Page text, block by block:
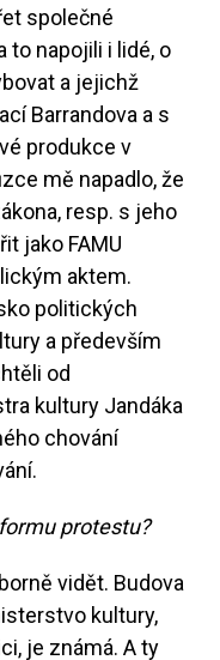
společné
to napojili i lidé, o
a jejichž
Barrandova a s
produkce v
mě napadlo, že
resp. s jeho
jako FAMU
aktem.
politických
a především
od
kultury Jandáka
chování
protestu?
vidět. Budova
kultury,
je známá. A ty